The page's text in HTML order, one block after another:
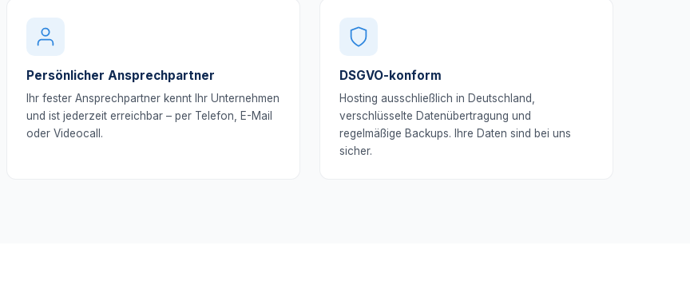
Persönlicher Ansprechpartner
Ihr fester Ansprechpartner kennt Ihr Unternehmen
und ist jederzeit erreichbar – per Telefon, E-Mail
oder Videocall.
DSGVO-konform
Hosting ausschließlich in Deutschland,
verschlüsselte Datenübertragung und
regelmäßige Backups. Ihre Daten sind bei uns
sicher.